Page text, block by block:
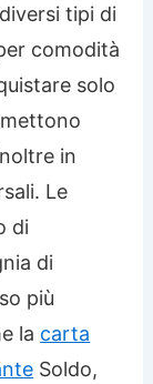
tipi di
comodità
solo
in
Le
di
di
più
la carta
Soldo,